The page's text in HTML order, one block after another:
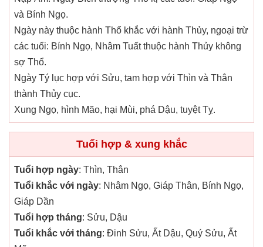
và Bính Ngọ.
Ngày này thuộc hành Thổ khắc với hành Thủy, ngoại trừ
các tuổi: Bính Ngọ, Nhâm Tuất thuộc hành Thủy không
sợ Thổ.
Ngày Tý lục hợp với Sửu, tam hợp với Thìn và Thân
thành Thủy cục.
Xung Ngọ, hình Mão, hại Mùi, phá Dậu, tuyệt Tỵ.
Tuổi hợp & xung khắc
Tuổi hợp ngày: Thìn, Thân
Tuổi khắc với ngày: Nhâm Ngọ, Giáp Thân, Bính Ngọ,
Giáp Dần
Tuổi hợp tháng: Sửu, Dậu
Tuổi khắc với tháng: Đinh Sửu, Ất Dậu, Quý Sửu, Ất